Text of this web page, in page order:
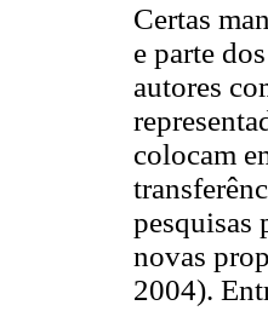
Certas
e parte
autores
colocam
pesquisas
novas
2004).